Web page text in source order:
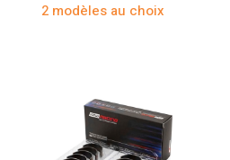
2 modèles au choix